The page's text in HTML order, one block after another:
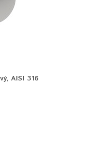
AISI 316